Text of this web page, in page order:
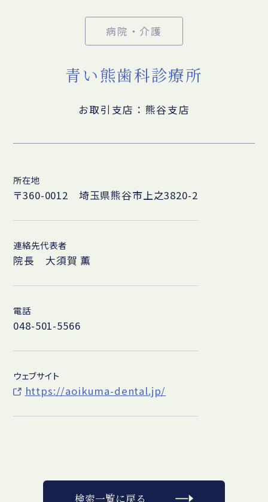
病院・介護
青い熊歯科診療所
お取引支店：熊谷支店
所在地
〒360-0012 埼玉県熊谷市上之3820-2
連絡先代表者
院長 大須賀 薫
電話
048-501-5566
ウェブサイト
https://aoikuma-dental.jp/
検索一覧に戻る